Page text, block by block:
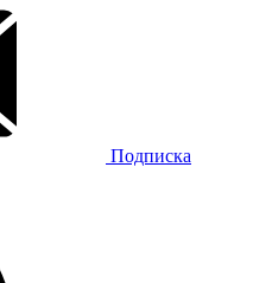
Подписка